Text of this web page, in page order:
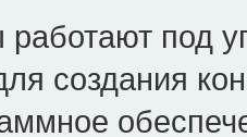
под
создания